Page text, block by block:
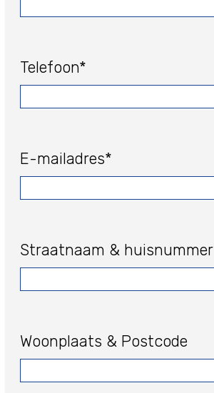
Telefoon*
E-mailadres*
Straatnaam & huisnummer
Woonplaats & Postcode